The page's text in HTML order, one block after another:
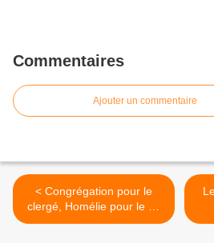
Commentaires
Ajouter un commentaire
< Congrégation pour le
clergé, Homélie pour le 2e
dimanche du Temps